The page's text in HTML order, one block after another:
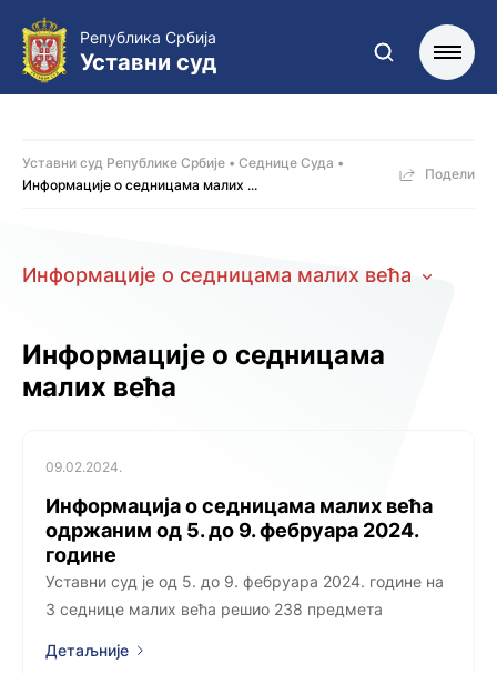
Република Србија
Уставни суд
Информације о седницама
малих већa
09.02.2024.
Информација о седницама малих већа
одржаним од 5. до 9. фебруара 2024.
године
Уставни суд је од 5. до 9. фебруара 2024. године на
3 седницe малих већа решио 238 предмета
Детаљније
Информације о седницама малих већa
Уставни суд Републике Србије
Седнице Суда
Информације о седницама малих ...
Подели